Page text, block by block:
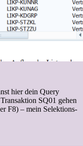
hier dein Query
SQ01 gehen
F8) – mein Selektions-